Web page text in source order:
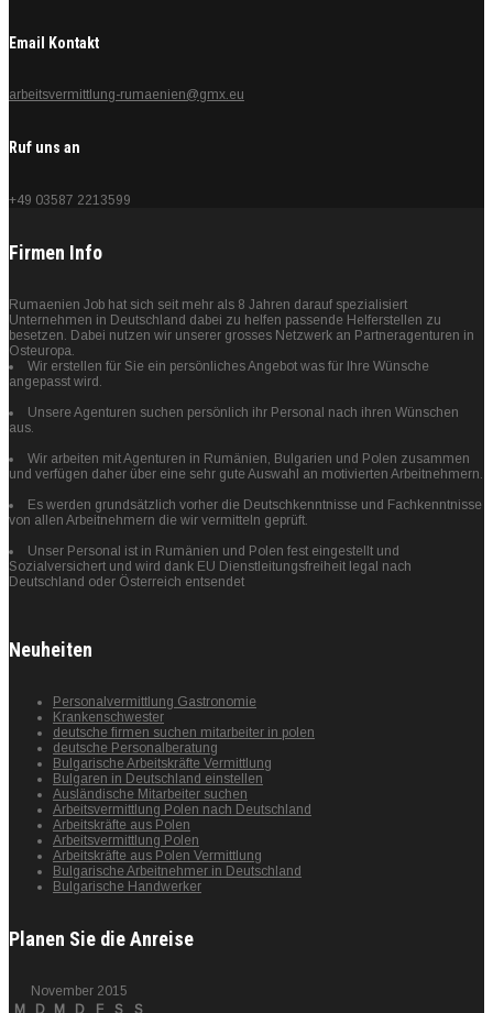
Email Kontakt
arbeitsvermittlung-rumaenien@gmx.eu
Ruf uns an
+49 03587 2213599
Firmen Info
Rumaenien Job hat sich seit mehr als 8 Jahren darauf spezialisiert
Unternehmen in Deutschland dabei zu helfen passende Helferstellen zu
besetzen. Dabei nutzen wir unserer grosses Netzwerk an Partneragenturen in
Osteuropa.
Wir erstellen für Sie ein persönliches Angebot was für Ihre Wünsche
angepasst wird.
Unsere Agenturen suchen persönlich ihr Personal nach ihren Wünschen
aus.
Wir arbeiten mit Agenturen in Rumänien, Bulgarien und Polen zusammen
und verfügen daher über eine sehr gute Auswahl an motivierten Arbeitnehmern.
Es werden grundsätzlich vorher die Deutschkenntnisse und Fachkenntnisse
von allen Arbeitnehmern die wir vermitteln geprüft.
Unser Personal ist in Rumänien und Polen fest eingestellt und
Sozialversichert und wird dank EU Dienstleitungsfreiheit legal nach
Deutschland oder Österreich entsendet
Neuheiten
Personalvermittlung Gastronomie
Krankenschwester
deutsche firmen suchen mitarbeiter in polen
deutsche Personalberatung
Bulgarische Arbeitskräfte Vermittlung
Bulgaren in Deutschland einstellen
Ausländische Mitarbeiter suchen
Arbeitsvermittlung Polen nach Deutschland
Arbeitskräfte aus Polen
Arbeitsvermittlung Polen
Arbeitskräfte aus Polen Vermittlung
Bulgarische Arbeitnehmer in Deutschland
Bulgarische Handwerker
Planen Sie die Anreise
November 2015
M
D M D F S S